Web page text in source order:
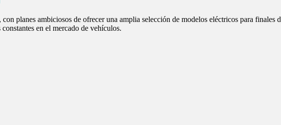
planes ambiciosos de ofrecer una amplia selección de modelos eléctricos para finales
en el mercado de vehículos.